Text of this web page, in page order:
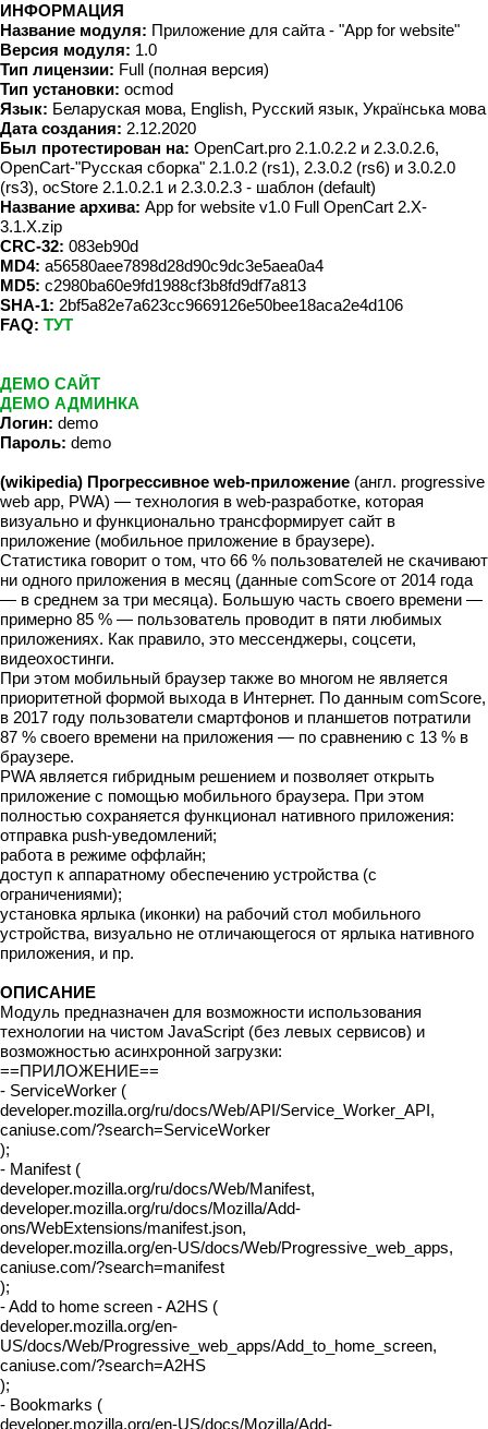
ИНФОРМАЦИЯ
Название модуля: Приложение для сайта - "App for website"
Версия модуля: 1.0
Тип лицензии: Full (полная версия)
Тип установки: ocmod
Язык: Беларуская мова, English, Русский язык, Українська мова
Дата создания: 2.12.2020
Был протестирован на: OpenCart.pro 2.1.0.2.2 и 2.3.0.2.6,
OpenCart-"Русская сборка" 2.1.0.2 (rs1), 2.3.0.2 (rs6) и 3.0.2.0
(rs3), ocStore 2.1.0.2.1 и 2.3.0.2.3 - шаблон (default)
Название архива: App for website v1.0 Full OpenCart 2.X-
3.1.X.zip
CRC-32: 083eb90d
MD4: a56580aee7898d28d90c9dc3e5aea0a4
MD5: c2980ba60e9fd1988cf3b8fd9df7a813
SHA-1: 2bf5a82e7a623cc9669126e50bee18aca2e4d106
FAQ: ТУТ
ДЕМО САЙТ
ДЕМО АДМИНКА
Логин: demo
Пароль: demo
(wikipedia) Прогрессивное web-приложение (англ. progressive
web app, PWA) — технология в web-разработке, которая
визуально и функционально трансформирует сайт в
приложение (мобильное приложение в браузере).
Статистика говорит о том, что 66 % пользователей не скачивают
ни одного приложения в месяц (данные comScore от 2014 года
— в среднем за три месяца). Большую часть своего времени —
примерно 85 % — пользователь проводит в пяти любимых
приложениях. Как правило, это мессенджеры, соцсети,
видеохостинги.
При этом мобильный браузер также во многом не является
приоритетной формой выхода в Интернет. По данным comScore,
в 2017 году пользователи смартфонов и планшетов потратили
87 % своего времени на приложения — по сравнению с 13 % в
браузере.
PWA является гибридным решением и позволяет открыть
приложение с помощью мобильного браузера. При этом
полностью сохраняется функционал нативного приложения:
отправка push-уведомлений;
работа в режиме оффлайн;
доступ к аппаратному обеспечению устройства (с
ограничениями);
установка ярлыка (иконки) на рабочий стол мобильного
устройства, визуально не отличающегося от ярлыка нативного
приложения, и пр.
ОПИСАНИЕ
Модуль предназначен для возможности использования
технологии на чистом JavaScript (без левых сервисов) и
возможностью асинхронной загрузки:
==ПРИЛОЖЕНИЕ==
- ServiceWorker (
developer.mozilla.org/ru/docs/Web/API/Service_Worker_API,
caniuse.com/?search=ServiceWorker
);
- Manifest (
developer.mozilla.org/ru/docs/Web/Manifest,
developer.mozilla.org/ru/docs/Mozilla/Add-
ons/WebExtensions/manifest.json,
developer.mozilla.org/en-US/docs/Web/Progressive_web_apps,
caniuse.com/?search=manifest
);
- Add to home screen - A2HS (
developer.mozilla.org/en-
US/docs/Web/Progressive_web_apps/Add_to_home_screen,
caniuse.com/?search=A2HS
);
- Bookmarks (
developer.mozilla.org/en-US/docs/Mozilla/Add-